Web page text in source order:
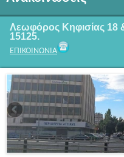
Λεωφόρος Κηφισίας 18
15125.
ΕΠΙΚΟΙΝΩΝΙΑ